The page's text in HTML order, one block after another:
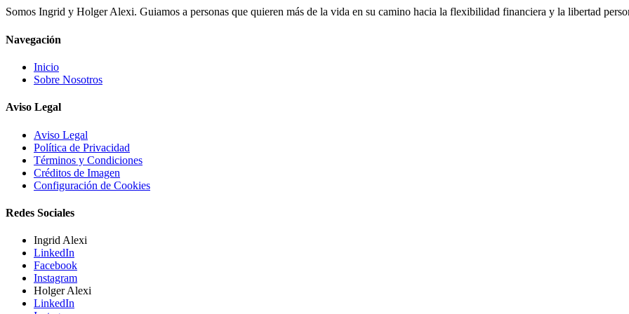
Somos Ingrid y Holger Alexi. Guiamos a personas que quieren más de la vida en su camino hacia la flexibilidad financiera y la libertad
Navegación
Inicio
Sobre Nosotros
Aviso Legal
Aviso Legal
Política de Privacidad
Términos y Condiciones
Créditos de Imagen
Configuración de Cookies
Redes Sociales
Ingrid Alexi
LinkedIn
Facebook
Instagram
Holger Alexi
LinkedIn